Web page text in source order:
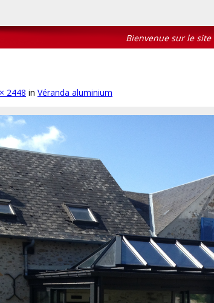
Bienvenue sur le site de la
2448 in Véranda aluminium